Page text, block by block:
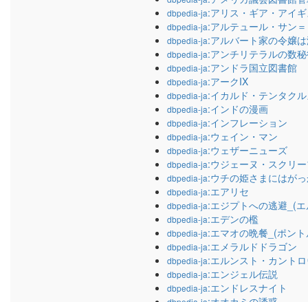
dbpedia-ja:アリス・ギア・アイ
dbpedia-ja:アルテュール・サン
dbpedia-ja:アルバート家の令嬢
dbpedia-ja:アンチリテラルの数
dbpedia-ja:アンドラ国立図書館
dbpedia-ja:アークIX
dbpedia-ja:イカルド・テンタク
dbpedia-ja:インドの漫画
dbpedia-ja:インフレーション
dbpedia-ja:ウェイン・マン
dbpedia-ja:ウェザーニューズ
dbpedia-ja:ウジェーヌ・スクリ
dbpedia-ja:ウチの姫さまにはが
dbpedia-ja:エアリセ
dbpedia-ja:エジプトへの逃避_(
dbpedia-ja:エデンの檻
dbpedia-ja:エマオの晩餐_(ポン
dbpedia-ja:エメラルドドラゴン
dbpedia-ja:エルンスト・カント
dbpedia-ja:エンジェル伝説
dbpedia-ja:エンドレスナイト